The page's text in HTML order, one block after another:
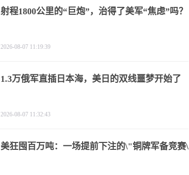
射程1800公里的“巨炮”，治得了美军“焦虑”吗？
2026-08-07 11:19:39
1.3万俄军直插日本海，美日的双线噩梦开始了
2026-08-07 11:32:43
美狂囤百万吨：一场提前下注的\"铜牌军备竞赛\"